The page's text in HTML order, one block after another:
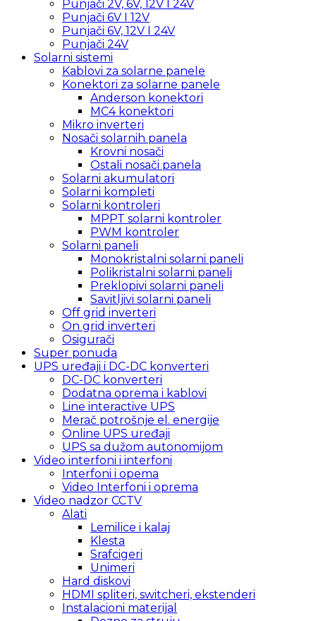
Punjači 2V, 6V, 12V I 24V
Punjači 6V I 12V
Punjači 6V, 12V I 24V
Punjači 24V
Solarni sistemi
Kablovi za solarne panele
Konektori za solarne panele
Anderson konektori
MC4 konektori
Mikro inverteri
Nosači solarnih panela
Krovni nosači
Ostali nosači panela
Solarni akumulatori
Solarni kompleti
Solarni kontroleri
MPPT solarni kontroler
PWM kontroler
Solarni paneli
Monokristalni solarni paneli
Polikristalni solarni paneli
Preklopivi solarni paneli
Savitljivi solarni paneli
Off grid inverteri
On grid inverteri
Osigurači
Super ponuda
UPS uređaji i DC-DC konverteri
DC-DC konverteri
Dodatna oprema i kablovi
Line interactive UPS
Merač potrošnje el. energije
Online UPS uređaji
UPS sa dužom autonomijom
Video interfoni i interfoni
Interfoni i opema
Video Interfoni i oprema
Video nadzor CCTV
Alati
Lemilice i kalaj
Klesta
Srafcigeri
Unimeri
Hard diskovi
HDMI spliteri, switcheri, ekstenderi
Instalacioni materijal